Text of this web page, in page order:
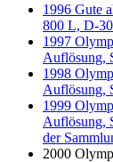
1996 Gute
800 L, D-
1997
Auflösung,
1998
Auflösung,
1999
Auflösung,
der
2000